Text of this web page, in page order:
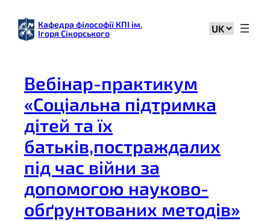
вмісту
Кафедра філософії КПІ ім.
Ігоря Сікорського
Вибрати
Вебінар-практикум
«Соціальна підтримка
дітей та їх
батьків,постраждалих
під час війни за
допомогою науково-
обґрунтованих методів»